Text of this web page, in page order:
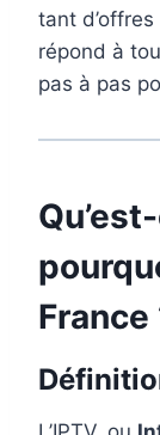
tant
répond à
pas à pas
France